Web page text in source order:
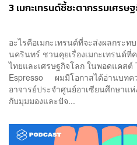
3 เมกะเทรนด์ชี้ชะตากรรมเศร
อะไรคือเมกะเทรนด์ที่จะส่งผลกระ
นครินทร์ ชวนคุยเรื่องเมกะเทรนด์ที่
ไทยและเศรษฐกิจโลก ในพอดแคสต์
Espresso ผมมีโอกาสได้อ่านบทค
อาจารย์ประจำศูนย์อาเซียนศึกษาแ
กับมุมมองและปัจ...